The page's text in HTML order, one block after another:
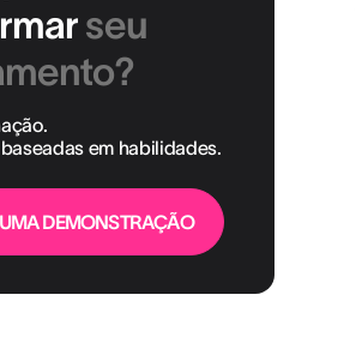
seu
em habilidades.
DEMONSTRAÇÃO